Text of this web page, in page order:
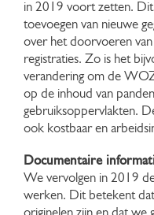
in 2019 voort zetten.
toevoegen van nieuwe
over het doorvoeren
registraties. Zo is het
verandering om de
op de inhoud van
gebruiksoppervlakten.
ook kostbaar en
Documentaire
We vervolgen in 2019
werken. Dit betekent